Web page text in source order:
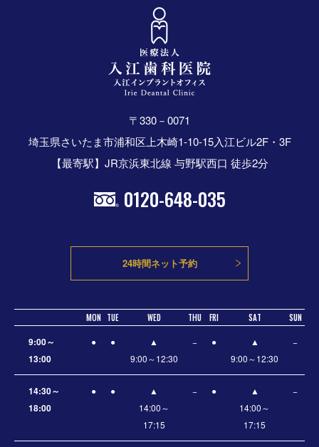
〒330－0071
埼玉県さいたま市浦和区上木崎1-10-15入江ビル2F・3F
【最寄駅】JR京浜東北線 与野駅西口 徒歩2分
0120-648-035
24時間ネット予約
MON TUE WED THU FRI SAT SUN
9:00～
13:00
● ●
▲
9:00～12:30
− ●
▲
9:00～12:30
−
14:30～
18:00
● ●
▲
14:00～
17:15
− ●
▲
14:00～
17:15
−